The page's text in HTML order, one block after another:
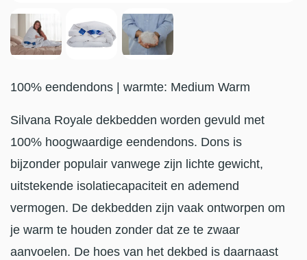
100% eendendons | warmte: Medium Warm
Silvana Royale dekbedden worden gevuld met
100% hoogwaardige eendendons. Dons is
bijzonder populair vanwege zijn lichte gewicht,
uitstekende isolatiecapaciteit en ademend
vermogen. De dekbedden zijn vaak ontworpen om
je warm te houden zonder dat ze te zwaar
aanvoelen. De hoes van het dekbed is daarnaast